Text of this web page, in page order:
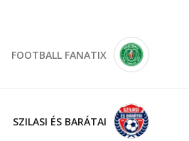
FOOTBALL FANATIX
SZILASI ÉS BARÁTAI